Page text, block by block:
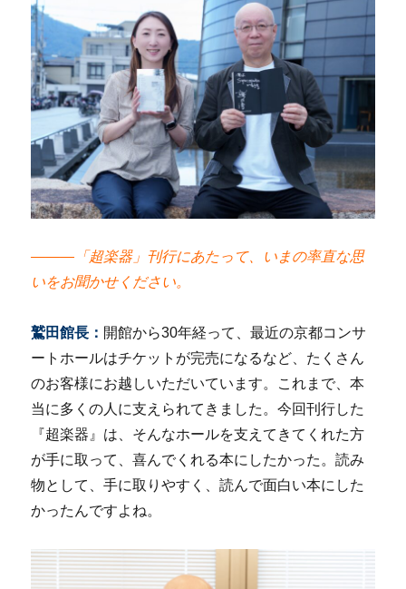
――― 「超楽器」刊行にあたって、いまの率直な思
いをお聞かせください。
鷲田館長： 開館から30年経って、最近の京都コンサ
ートホールはチケットが完売になるなど、たくさん
のお客様にお越しいただいています。これまで、本
当に多くの人に支えられてきました。今回刊行した
『超楽器』は、そんなホールを支えてきてくれた方
が手に取って、喜んでくれる本にしたかった。読み
物として、手に取りやすく、読んで面白い本にした
かったんですよね。